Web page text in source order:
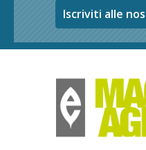
Iscriviti alle